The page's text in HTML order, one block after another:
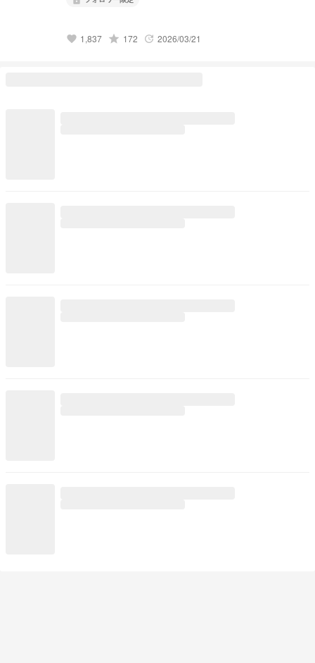
favorite 1,837 grade 172 update 2026/03/21